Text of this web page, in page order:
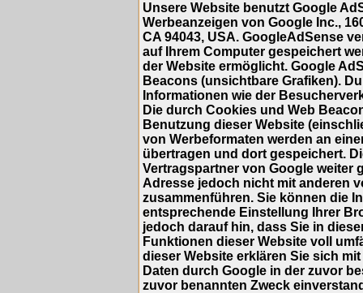
Unsere Website benutzt Google
Werbeanzeigen von Google Inc.,
CA 94043, USA. GoogleAdSense
auf Ihrem Computer gespeichert
der Website ermöglicht. Google
Beacons (unsichtbare Grafiken).
Informationen wie der
Die durch Cookies und Web
Benutzung dieser Website
von Werbeformaten werden an
übertragen und dort gespeichert.
Vertragspartner von Google weiter
Adresse jedoch nicht mit anderen
zusammenführen. Sie können die
entsprechende Einstellung Ihrer
jedoch darauf hin, dass Sie in
Funktionen dieser Website voll
dieser Website erklären Sie sich
Daten durch Google in der zuvor
zuvor benannten Zweck